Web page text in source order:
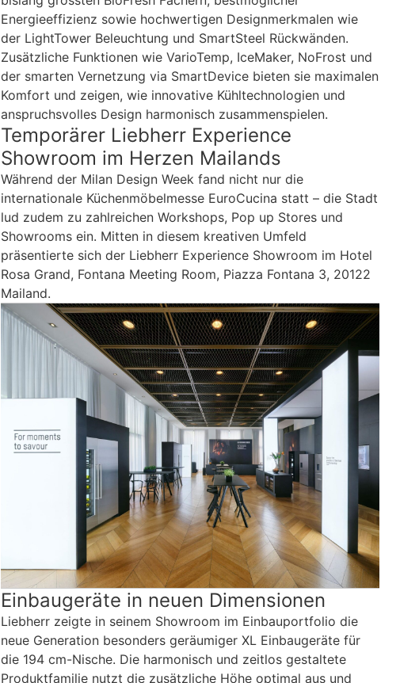
Energieeffizienz sowie hochwertigen Designmerkmalen wie
der LightTower Beleuchtung und SmartSteel Rückwänden.
Zusätzliche Funktionen wie VarioTemp, IceMaker, NoFrost und
der smarten Vernetzung via SmartDevice bieten sie maximalen
Komfort und zeigen, wie innovative Kühltechnologien und
anspruchsvolles Design harmonisch zusammenspielen.
Temporärer Liebherr Experience
Showroom im Herzen Mailands
Während der Milan Design Week fand nicht nur die
internationale Küchenmöbelmesse EuroCucina statt – die Stadt
lud zudem zu zahlreichen Workshops, Pop up Stores und
Showrooms ein. Mitten in diesem kreativen Umfeld
präsentierte sich der Liebherr Experience Showroom im Hotel
Rosa Grand, Fontana Meeting Room, Piazza Fontana 3, 20122
Mailand.
Einbaugeräte in neuen Dimensionen
Liebherr zeigte in seinem Showroom im Einbauportfolio die
neue Generation besonders geräumiger XL Einbaugeräte für
die 194 cm-Nische. Die harmonisch und zeitlos gestaltete
Produktfamilie nutzt die zusätzliche Höhe optimal aus und